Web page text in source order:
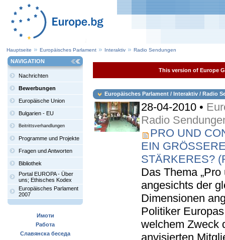
Hauptseite Europäisches Parlament Interaktiv Radio Sendungen
NAVIGATION
Nachrichten
Bewerbungen
Europäische Union
Bulgarien - EU
Beitrittsverhandlungen
Programme und Projekte
Fragen und Antworten
Bibliothek
Portal EUROPA - Über
uns; Ethisches Kodex
Europäisches Parlament
2007
Имоти
Работа
Славянска беседа
This version of Europe
Europäisches Parlament / Interaktiv / Radio
28-04-2010 •
Radio
PRO UND
EIN
TÄRKERES?
Das Thema
angesichts der
Dimensionen
Politiker
welchem Zweck
anvisierten